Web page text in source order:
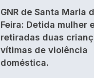
GNR de Santa Maria
Feira: Detida mulher
retiradas duas
vítimas de violência
doméstica.